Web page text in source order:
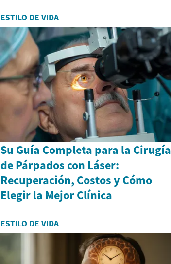
ESTILO DE VIDA
Su Guía Completa para la Cirugía
de Párpados con Láser:
Recuperación, Costos y Cómo
Elegir la Mejor Clínica
ESTILO DE VIDA